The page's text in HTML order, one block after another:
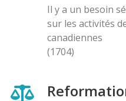
Il y a un besoin
sur les activités
canadiennes
(1704)